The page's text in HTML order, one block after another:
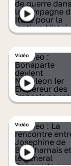
Vidéo
Vidéo